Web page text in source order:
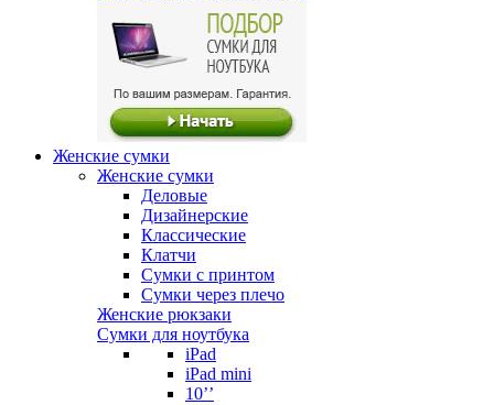
Женские сумки
Женские сумки
Деловые
Дизайнерские
Классические
Клатчи
Сумки с принтом
Сумки через плечо
Женские рюкзаки
Сумки для ноутбука
iPad
iPad mini
10’’